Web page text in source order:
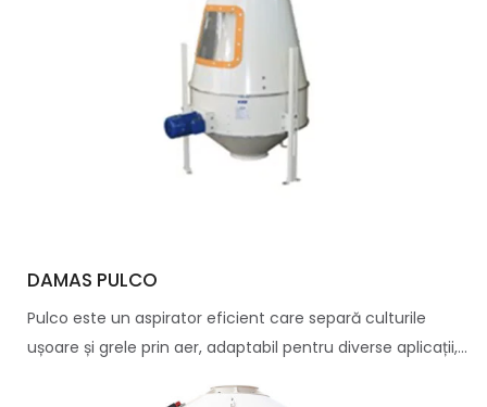
DAMAS PULCO
Pulco este un aspirator eficient care separă culturile
ușoare și grele prin aer, adaptabil pentru diverse aplicații,...